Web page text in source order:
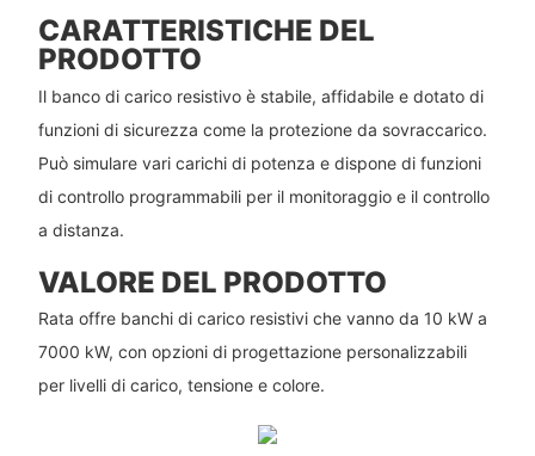
CARATTERISTICHE DEL
PRODOTTO
Il banco di carico resistivo è stabile, affidabile e dotato di
funzioni di sicurezza come la protezione da sovraccarico.
Può simulare vari carichi di potenza e dispone di funzioni
di controllo programmabili per il monitoraggio e il controllo
a distanza.
VALORE DEL PRODOTTO
Rata offre banchi di carico resistivi che vanno da 10 kW a
7000 kW, con opzioni di progettazione personalizzabili
per livelli di carico, tensione e colore.